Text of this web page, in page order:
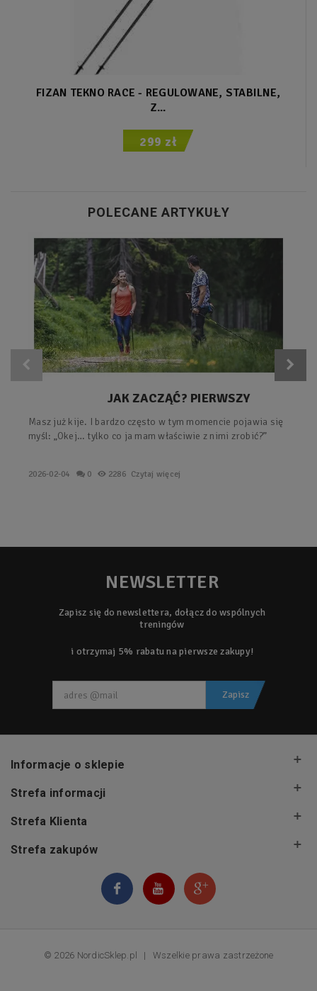
FIZAN TEKNO RACE - REGULOWANE, STABILNE,
Z...
299 zł
POLECANE ARTYKUŁY
JAK ZACZĄĆ? PIERWSZY
PLAN KROK PO KROKU.
Masz już kije. I bardzo często w tym momencie pojawia się
myśl: „Okej… tylko co ja mam właściwie z nimi zrobić?”
2026-02-04 0 2286 Czytaj więcej
NEWSLETTER
Zapisz się do newslettera, dołącz do wspólnych
treningów
i otrzymaj 5% rabatu na pierwsze zakupy!
Zapisz
Informacje o sklepie
Strefa informacji
Strefa Klienta
Strefa zakupów
© 2026 NordicSklep.pl | Wszelkie prawa zastrzeżone